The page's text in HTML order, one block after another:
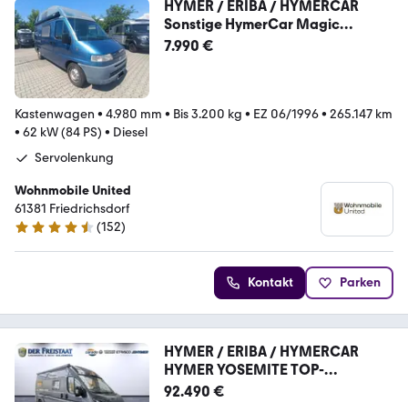
HYMER / ERIBA / HYMERCAR
Sonstige HymerCar Magic
Bastlerfahrzeug!
7.990 €
Kastenwagen • 4.980 mm • Bis 3.200 kg • EZ 06/1996• 265.147 km
• 62 kW (84 PS) • Diesel
Servolenkung
Wohnmobile United
61381 Friedrichsdorf
4.6 Sterne
(152)
Kontakt Parken
HYMER / ERIBA / HYMERCAR
HYMER YOSEMITE TOP-
PREIS*16.770€%%%%%%%%%
92.490 €